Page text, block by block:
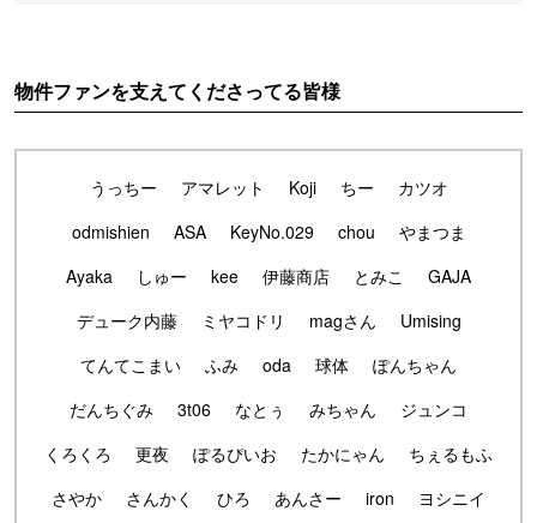
物件ファンを支えてくださってる皆様
うっちー アマレット Koji ちー
カツオ
odmishien
ASA KeyNo.029 chou
やまつま
Ayaka
しゅー kee 伊藤商店 とみこ
GAJA
デューク内藤
ミヤコドリ magさん
Umising
てんてこまい
ふみ oda 球体
ぽんちゃん
だんちぐみ
3t06 なとぅ みちゃん
ジュンコ
くろくろ
更夜 ぽるぴいお たかにゃん
ちぇるもふ
さやか
さんかく ひろ あんさー iron
ヨシニイ